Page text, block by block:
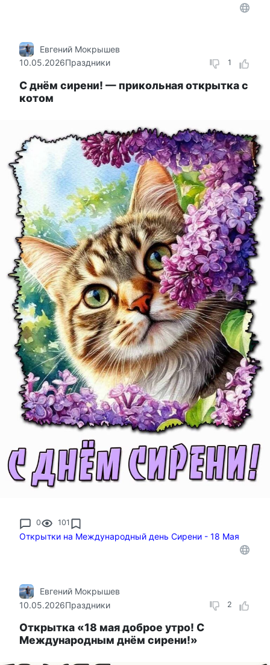
1
Евгений Мокрышев
10.05.2026Праздники
С днём сирени! — прикольная открытка с
котом
0 101
Открытки на Международный день Сирени - 18 Мая
2
Евгений Мокрышев
10.05.2026Праздники
Открытка «18 мая доброе утро! С
Международным днём сирени!»